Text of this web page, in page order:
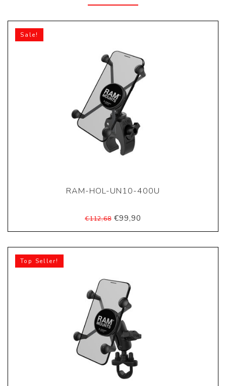
Sale!
RAM-HOL-UN10-400U
€112,68 €99,90
Top Seller!